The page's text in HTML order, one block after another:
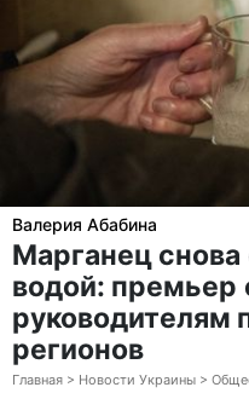
Валерия Абабина
Марганец снова
водой: премьер
руководителям
регионов
Главная > Новости Украины >